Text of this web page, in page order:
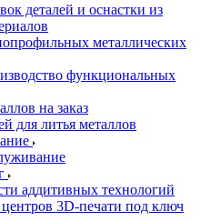
деталей и оснастки из
металлических
функциональных
на заказ
для литья металлов
аддитивных технологий
3D-печати под ключ